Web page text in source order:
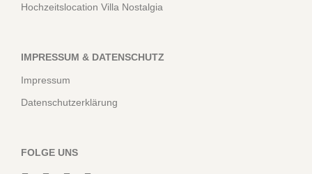
Hochzeitslocation Villa Nostalgia
IMPRESSUM & DATENSCHUTZ
Impressum
Datenschutzerklärung
FOLGE UNS